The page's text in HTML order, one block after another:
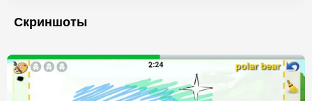
Скриншоты